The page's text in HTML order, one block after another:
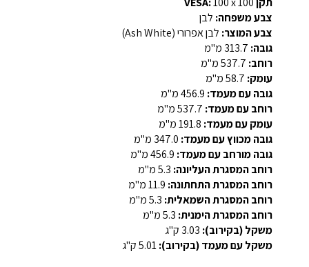
צבע משפחה: לבן
צבע המוצר: לבן אפרורי (Ash White)
גובה:
רוחב:
עומק:
גובה עם מעמד:
רוחב עם מעמד:
עומק עם מעמד:
גובה מכווץ עם מעמד:
גובה מורחב עם מעמד:
רוחב המסגרת העליונה:
רוחב המסגרת התחתונה:
רוחב המסגרת השמאלית:
רוחב המסגרת הימנית:
משקל (בקירוב):
משקל עם מעמד (בקירוב):